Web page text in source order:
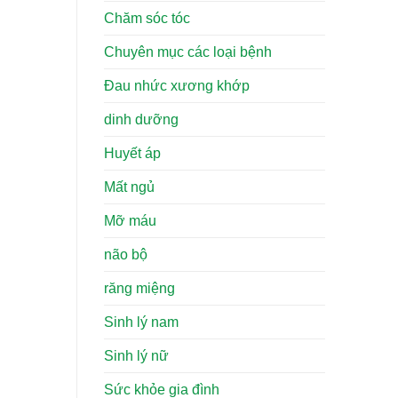
Chăm sóc tóc
Chuyên mục các loại bệnh
Đau nhức xương khớp
dinh dưỡng
Huyết áp
Mất ngủ
Mỡ máu
não bộ
răng miệng
Sinh lý nam
Sinh lý nữ
Sức khỏe gia đình